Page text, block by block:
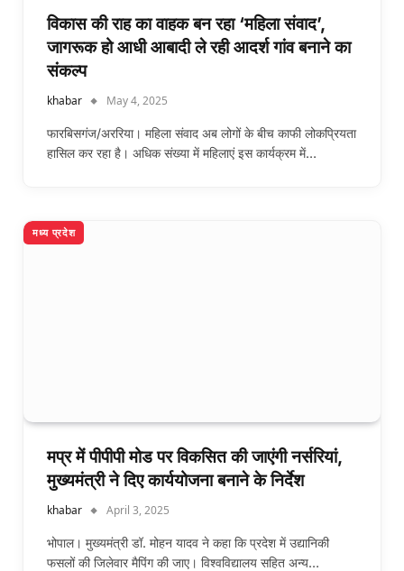
विकास की राह का वाहक बन रहा ‘महिला संवाद’,
जागरूक हो आधी आबादी ले रही आदर्श गांव बनाने का
संकल्प
khabar May 4, 2025
फारबिसगंज/अररिया। महिला संवाद अब लोगों के बीच काफी लोकप्रियता
हासिल कर रहा है। अधिक संख्या में महिलाएं इस कार्यक्रम में…
मध्य प्रदेश
मप्र में पीपीपी मोड पर विकसित की जाएंगी नर्सरियां,
मुख्यमंत्री ने दिए कार्ययोजना बनाने के निर्देश
khabar April 3, 2025
भोपाल। मुख्यमंत्री डॉ. मोहन यादव ने कहा कि प्रदेश में उद्यानिकी
फसलों की जिलेवार मैपिंग की जाए। विश्वविद्यालय सहित अन्य…